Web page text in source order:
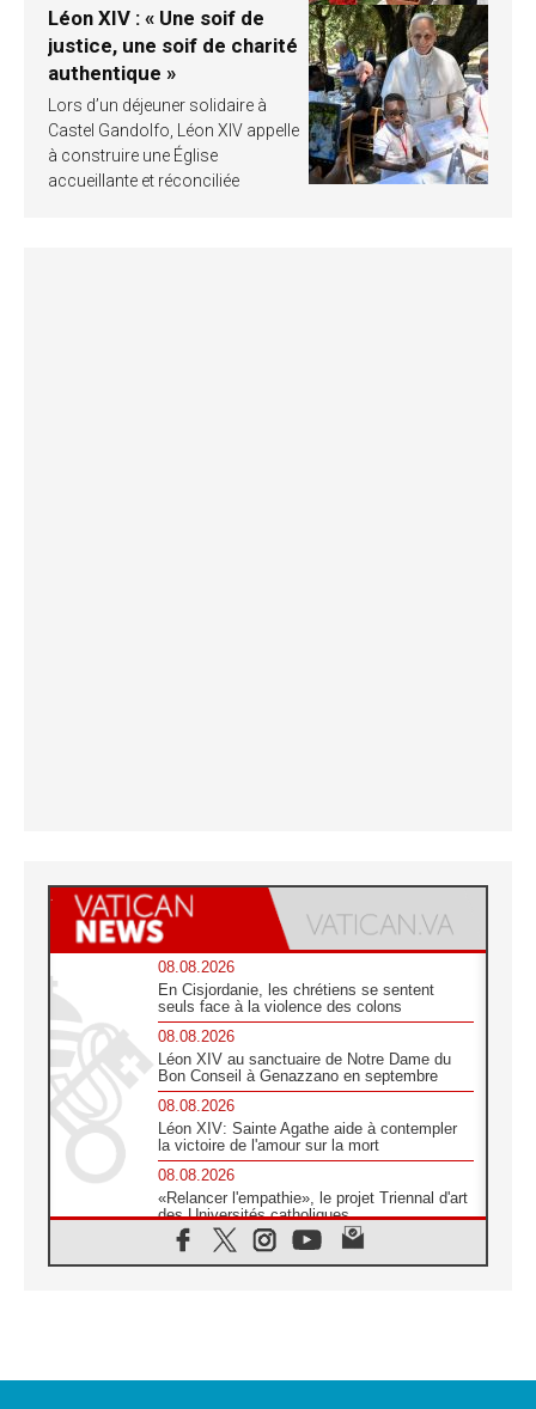
Léon XIV : « Une soif de
justice, une soif de charité
authentique »
Lors d’un déjeuner solidaire à
Castel Gandolfo, Léon XIV appelle
à construire une Église
accueillante et réconciliée
08.08.2026
En Cisjordanie, les chrétiens se sentent
seuls face à la violence des colons
08.08.2026
Léon XIV au sanctuaire de Notre Dame du
Bon Conseil à Genazzano en septembre
08.08.2026
Léon XIV: Sainte Agathe aide à contempler
la victoire de l'amour sur la mort
08.08.2026
«Relancer l'empathie», le projet Triennal d'art
des Universités catholiques
08.08.2026
Signis 2026, donner la parole aux religieuses
07.08.2026